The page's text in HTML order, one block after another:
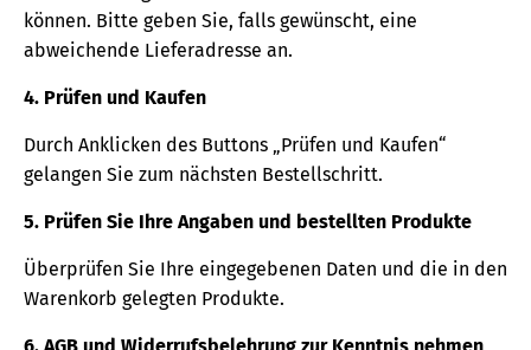
können. Bitte geben Sie, falls gewünscht, eine
abweichende Lieferadresse an.
4. Prüfen und Kaufen
Durch Anklicken des Buttons „Prüfen und Kaufen“
gelangen Sie zum nächsten Bestellschritt.
5. Prüfen Sie Ihre Angaben und bestellten Produkte
Überprüfen Sie Ihre eingegebenen Daten und die in den
Warenkorb gelegten Produkte.